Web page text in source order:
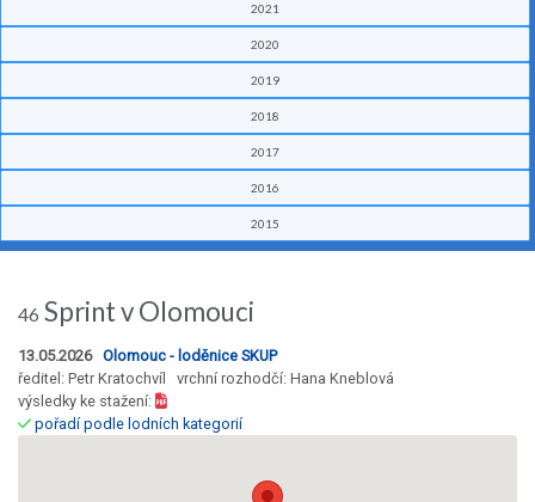
2021
2020
2019
2018
2017
2016
2015
46 Sprint v Olomouci
13.05.2026 Olomouc - loděnice SKUP
ředitel: Petr Kratochvíl vrchní rozhodčí: Hana Kneblová
výsledky ke stažení:
pořadí podle lodních kategorií